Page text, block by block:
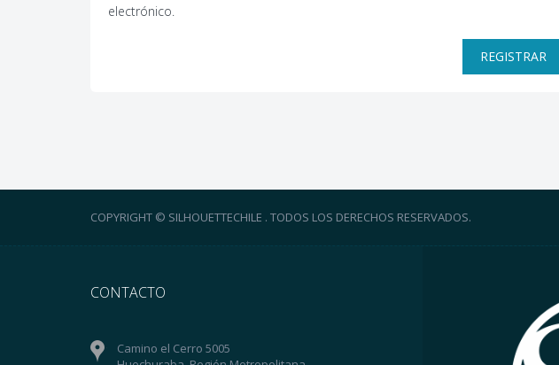
electrónico.
REGISTRAR
COPYRIGHT © SILHOUETTECHILE . TODOS LOS DERECHOS RESERVADOS.
CONTACTO
Camino el Cerro 5005